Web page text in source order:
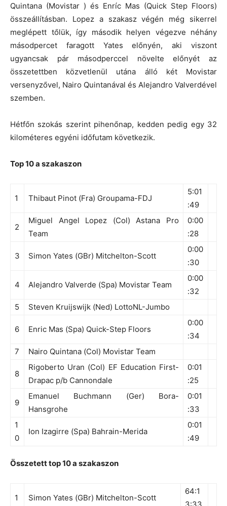
Quintana (Movistar ) és Enríc Mas (Quick Step Floors)
összeállításban. Lopez a szakasz végén még sikerrel
meglépett tőlük, így második helyen végezve néhány
másodpercet faragott Yates előnyén, aki viszont
ugyancsak pár másodperccel növelte előnyét az
összetettben közvetlenül utána álló két Movistar
versenyzővel, Nairo Quintanával és Alejandro Valverdével
szemben.
Hétfőn szokás szerint pihenőnap, kedden pedig egy 32
kilométeres egyéni időfutam következik.
Top 10 a szakaszon
1 Thibaut Pinot (Fra) Groupama-FDJ
5:01
:49
2
Miguel Angel Lopez (Col) Astana Pro
Team
0:00
:28
3 Simon Yates (GBr) Mitchelton-Scott
0:00
:30
4 Alejandro Valverde (Spa) Movistar Team
0:00
:32
5
Steven Kruijswijk (Ned) LottoNL-Jumbo
6 Enric Mas (Spa) Quick-Step Floors
0:00
:34
7
Nairo Quintana (Col) Movistar Team
8
Rigoberto Uran (Col) EF Education First-
Drapac p/b Cannondale
0:01
:25
9
Emanuel Buchmann (Ger) Bora-
Hansgrohe
0:01
:33
1
0
Ion Izagirre (Spa) Bahrain-Merida
0:01
:49
Összetett top 10 a szakaszon
1 Simon Yates (GBr) Mitchelton-Scott
64:1